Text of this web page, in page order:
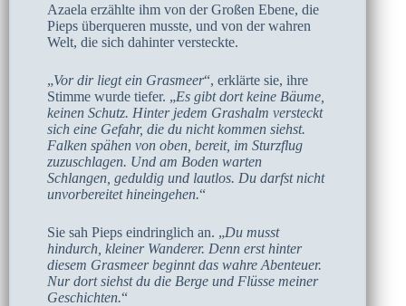
Azaela erzählte ihm von der Großen Ebene, die
Pieps überqueren musste, und von der wahren
Welt, die sich dahinter versteckte.
„Vor dir liegt ein Grasmeer“, erklärte sie, ihre
Stimme wurde tiefer. „Es gibt dort keine Bäume,
keinen Schutz. Hinter jedem Grashalm versteckt
sich eine Gefahr, die du nicht kommen siehst.
Falken spähen von oben, bereit, im Sturzflug
zuzuschlagen. Und am Boden warten
Schlangen, geduldig und lautlos. Du darfst nicht
unvorbereitet hineingehen.“
Sie sah Pieps eindringlich an. „Du musst
hindurch, kleiner Wanderer. Denn erst hinter
diesem Grasmeer beginnt das wahre Abenteuer.
Nur dort siehst du die Berge und Flüsse meiner
Geschichten.“